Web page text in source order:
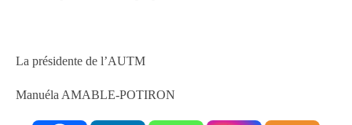
La présidente de l’AUTM
Manuéla AMABLE-POTIRON